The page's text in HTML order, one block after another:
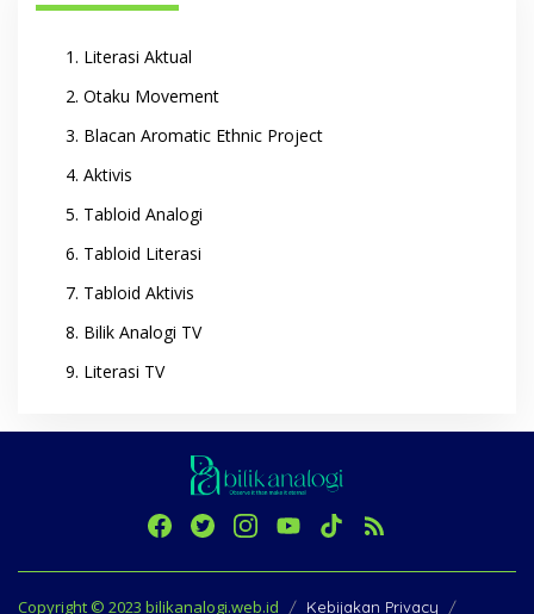
Literasi Aktual
Otaku Movement
Blacan Aromatic Ethnic Project
Aktivis
Tabloid Analogi
Tabloid Literasi
Tabloid Aktivis
Bilik Analogi TV
Literasi TV
Copyright © 2023 bilikanalogi.web.id Kebijakan Privacy